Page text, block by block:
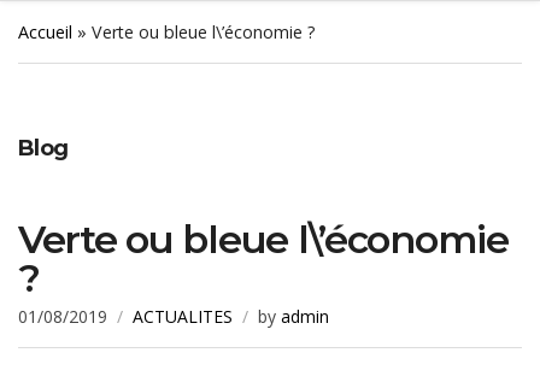
Accueil » Verte ou bleue l\’économie ?
Blog
Verte ou bleue l\’économie
?
01/08/2019 ACTUALITES by admin